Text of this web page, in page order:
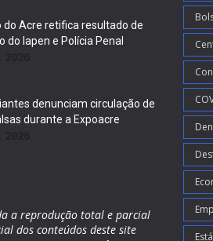
do Acre retifica resultado de
do Iapen e Polícia Penal
denunciam circulação de
durante a Expoacre
a reprodução total e parcial
dos conteúdos deste site